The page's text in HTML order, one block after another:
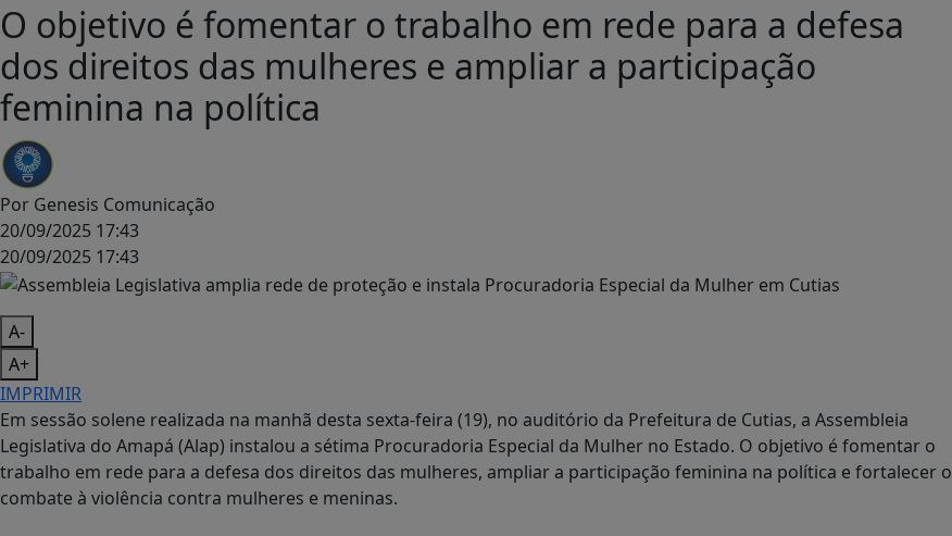
O objetivo é fomentar o trabalho em rede para a defesa
dos direitos das mulheres e ampliar a participação
feminina na política
Por Genesis Comunicação
20/09/2025 17:43
20/09/2025 17:43
A-
A+
IMPRIMIR
Em sessão solene realizada na manhã desta sexta-feira (19), no auditório da Prefeitura de Cutias, a Assembleia
Legislativa do Amapá (Alap) instalou a sétima Procuradoria Especial da Mulher no Estado. O objetivo é fomentar o
trabalho em rede para a defesa dos direitos das mulheres, ampliar a participação feminina na política e fortalecer o
combate à violência contra mulheres e meninas.